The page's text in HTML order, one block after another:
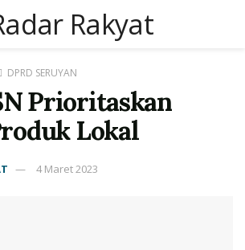
DPRD SERUYAN
Prioritaskan
Lokal
4 Maret 2023